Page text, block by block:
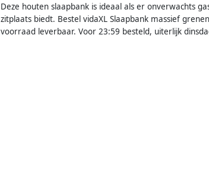
Deze houten slaapbank is ideaal als er onverwachts
zitplaats biedt. Bestel vidaXL Slaapbank massief
voorraad leverbaar. Voor 23:59 besteld, uiterlijk